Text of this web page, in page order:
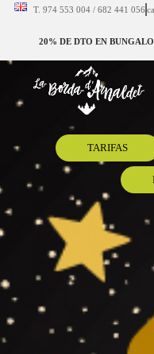
T. 974 553 004 / 682 441 056
20% DE DTO EN
TARIFAS
Cena